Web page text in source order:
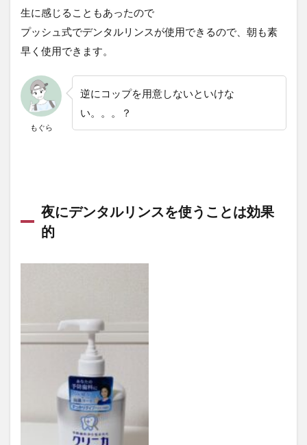
生に感じることもあったので
プッシュ式でデンタルリンスが使用できるので、朝も素
早く使用できます。
もぐら
逆にコップを用意しないといけな
い。。。？
夜にデンタルリンスを使うことは効果
的